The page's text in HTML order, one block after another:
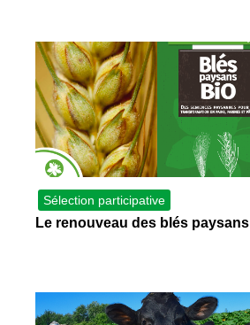
Sélection participative
Le renouveau des blés paysans